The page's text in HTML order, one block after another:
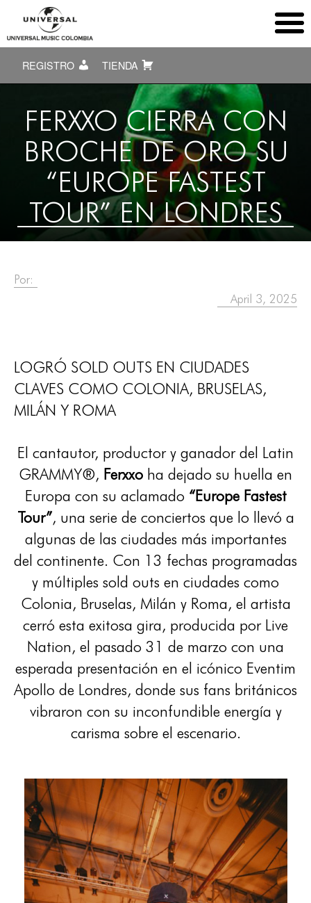
REGISTRO TIENDA
FERXXO CIERRA CON
BROCHE DE ORO SU
“EUROPE FASTEST
TOUR” EN LONDRES
Por:
April 3, 2025
LOGRÓ SOLD OUTS EN CIUDADES
CLAVES COMO COLONIA, BRUSELAS,
MILÁN Y ROMA
El cantautor, productor y ganador del Latin
GRAMMY®️, Ferxxo ha dejado su huella en
Europa con su aclamado “Europe Fastest
Tour”, una serie de conciertos que lo llevó a
algunas de las ciudades más importantes
del continente. Con 13 fechas programadas
y múltiples sold outs en ciudades como
Colonia, Bruselas, Milán y Roma, el artista
cerró esta exitosa gira, producida por Live
Nation, el pasado 31 de marzo con una
esperada presentación en el icónico Eventim
Apollo de Londres, donde sus fans británicos
vibraron con su inconfundible energía y
carisma sobre el escenario.